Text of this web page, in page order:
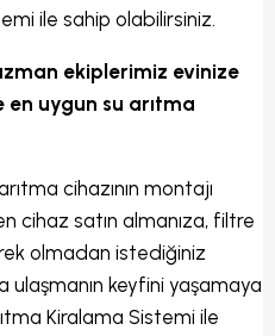
ile sahip olabilirsiniz.
ekiplerimiz evinize
en uygun su arıtma
cihazının montajı
cihaz satın almanıza, filtre
olmadan istediğiniz
ulaşmanın keyfini yaşamaya
Kiralama Sistemi ile